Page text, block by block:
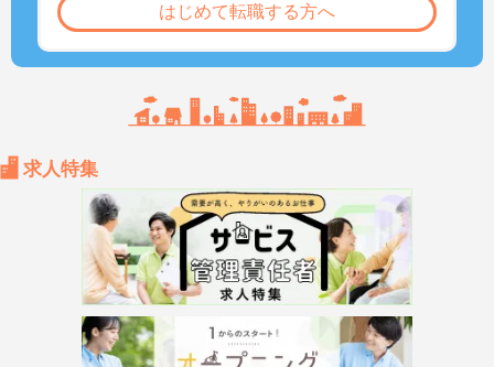
はじめて転職する方へ
求人特集